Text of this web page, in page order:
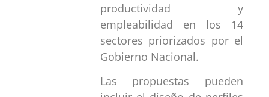
productividad y
empleabilidad en los 14
sectores priorizados por el
Gobierno Nacional.
Las propuestas pueden